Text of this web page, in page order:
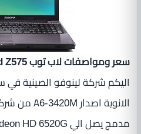
سعر ومواصفات لاب توب Lenovo IdeaPad Z575
اليكم شركة لينوفو الصينية في